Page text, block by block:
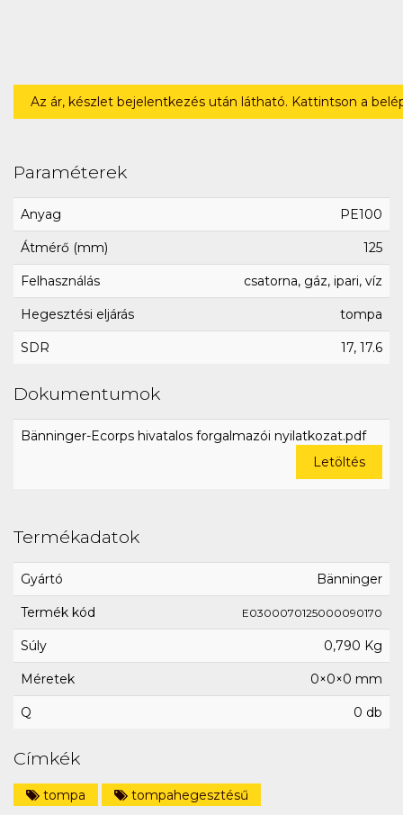
Az ár, készlet bejelentkezés után látható. Kattintson a
Paraméterek
Anyag PE100
Átmérő (mm) 125
Felhasználás csatorna, gáz, ipari, víz
Hegesztési eljárás tompa
SDR 17, 17.6
Dokumentumok
Bänninger-Ecorps hivatalos forgalmazói nyilatkozat.pdf
Letöltés
Termékadatok
Gyártó Bänninger
Termék kód E0300070125000090170
Súly 0,790 Kg
Méretek 0×0×0 mm
Q 0 db
Címkék
tompa
tompahegesztésű